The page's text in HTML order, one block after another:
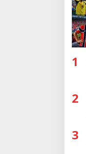
1
2
3